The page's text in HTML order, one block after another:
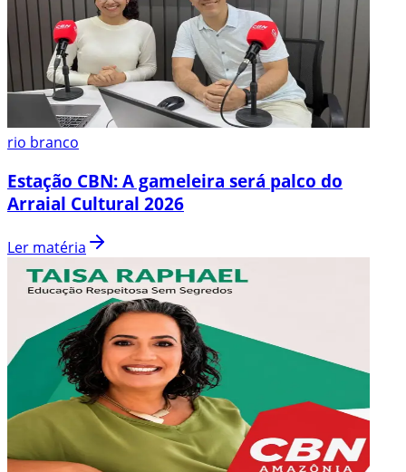
rio branco
Estação CBN: A gameleira será palco do
Arraial Cultural 2026
Ler matéria